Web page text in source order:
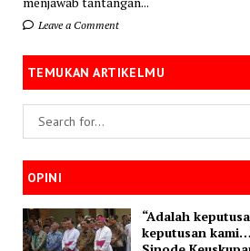
Leave a Comment
TEMUKAN ARTIKELMU
OPINI
“Adalah
keputusan